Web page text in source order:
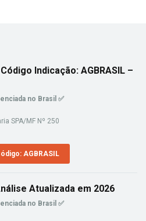
Indicação: AGBRASIL –
no Brasil ✅
SPA/MF Nº 250
AGBRASIL
Atualizada em 2026
no Brasil ✅